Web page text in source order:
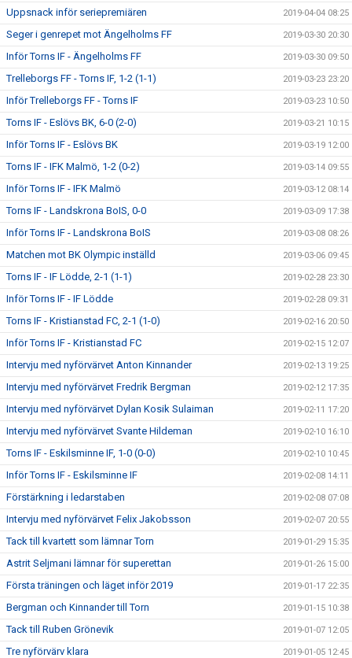
Uppsnack inför seriepremiären 2019-04-04 08:25
Seger i genrepet mot Ängelholms FF 2019-03-30 20:30
Inför Torns IF - Ängelholms FF 2019-03-30 09:50
Trelleborgs FF - Torns IF, 1-2 (1-1) 2019-03-23 23:20
Inför Trelleborgs FF - Torns IF 2019-03-23 10:50
Torns IF - Eslövs BK, 6-0 (2-0) 2019-03-21 10:15
Inför Torns IF - Eslövs BK 2019-03-19 12:00
Torns IF - IFK Malmö, 1-2 (0-2) 2019-03-14 09:55
Inför Torns IF - IFK Malmö 2019-03-12 08:14
Torns IF - Landskrona BoIS, 0-0 2019-03-09 17:38
Inför Torns IF - Landskrona BoIS 2019-03-08 08:26
Matchen mot BK Olympic inställd 2019-03-06 09:45
Torns IF - IF Lödde, 2-1 (1-1) 2019-02-28 23:30
Inför Torns IF - IF Lödde 2019-02-28 09:31
Torns IF - Kristianstad FC, 2-1 (1-0) 2019-02-16 20:50
Inför Torns IF - Kristianstad FC 2019-02-15 12:07
Intervju med nyförvärvet Anton Kinnander 2019-02-13 19:25
Intervju med nyförvärvet Fredrik Bergman 2019-02-12 17:35
Intervju med nyförvärvet Dylan Kosik Sulaiman 2019-02-11 17:20
Intervju med nyförvärvet Svante Hildeman 2019-02-10 16:10
Torns IF - Eskilsminne IF, 1-0 (0-0) 2019-02-10 10:45
Inför Torns IF - Eskilsminne IF 2019-02-08 14:11
Förstärkning i ledarstaben 2019-02-08 07:08
Intervju med nyförvärvet Felix Jakobsson 2019-02-07 20:55
Tack till kvartett som lämnar Torn 2019-01-29 15:35
Astrit Seljmani lämnar för superettan 2019-01-26 15:00
Första träningen och läget inför 2019 2019-01-17 22:35
Bergman och Kinnander till Torn 2019-01-15 10:38
Tack till Ruben Grönevik 2019-01-07 12:05
Tre nyförvärv klara 2019-01-05 12:45